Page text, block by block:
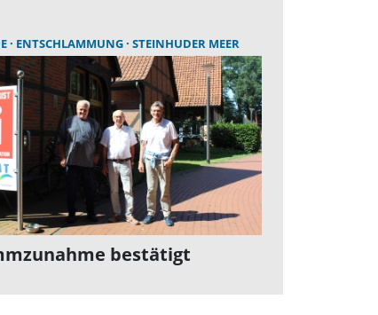
ENTSCHLAMMUNG STEINHUDER MEER
bestätigt